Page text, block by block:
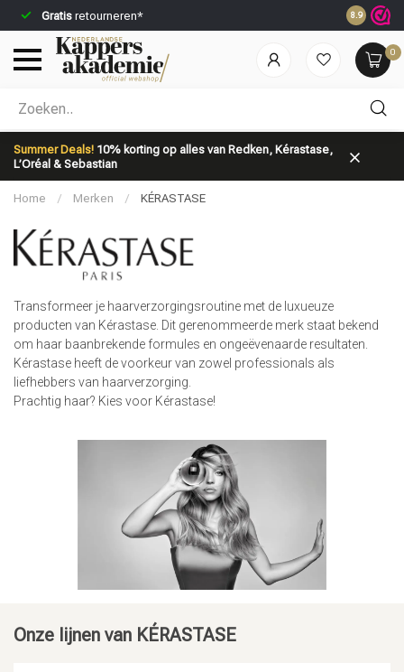
Gratis retourneren* Voor
8.9
0
Summer Deals! 10% korting op alles van Redken, Kérastase,
L’Oréal & Sebastian
Welke categorie ben jij naar op zoek?
Home / Merken / KÉRASTASE
Transformeer je haarverzorgingsroutine met de luxueuze
producten van Kérastase. Dit gerenommeerde merk staat bekend
om haar baanbrekende formules en ongeëvenaarde resultaten.
Kérastase heeft de voorkeur van zowel professionals als
liefhebbers van haarverzorging.
Prachtig haar? Kies voor Kérastase!
Onze lijnen van KÉRASTASE